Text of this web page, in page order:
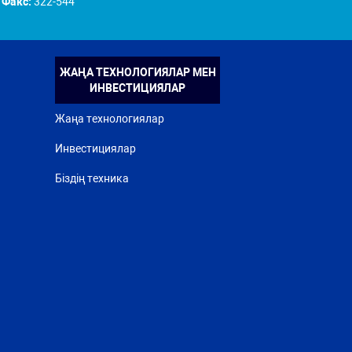
ЖАҢА ТЕХНОЛОГИЯЛАР МЕН
ИНВЕСТИЦИЯЛАР
Жаңа технологиялар
Инвестициялар
Біздің техника